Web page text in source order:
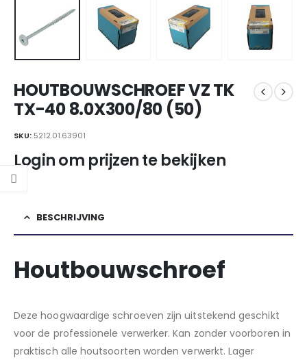
HOUTBOUWSCHROEF VZ TK
TX-40 8.0X300/80 (50)
SKU: 5212.01.63901
Login om prijzen te bekijken
BESCHRIJVING
Houtbouwschroef
Deze hoogwaardige schroeven zijn uitstekend geschikt
voor de professionele verwerker. Kan zonder voorboren in
praktisch alle houtsoorten worden verwerkt. Lager